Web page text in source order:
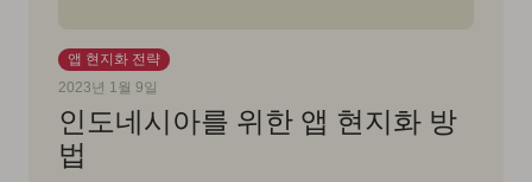
앱 현지화 전략
2023년 1월 9일
인도네시아를 위한 앱 현지화 방
법